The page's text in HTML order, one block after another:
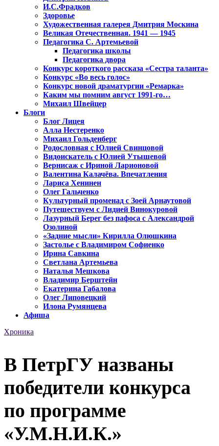
И.С.Фрадков
Здоровье
Художественная галерея Дмитрия Москина
Великая Отечественная. 1941 — 1945
Педагогика С. Артемьевой
Педагогика школы
Педагогика двора
Конкурс короткого рассказа «Сестра таланта»
Конкурс «Во весь голос»
Конкурс новой драматургии «Ремарка»
Каким мы помним август 1991-го…
Михаил Швейцер
Блоги
Блог Лицея
Алла Нестеренко
Михаил Гольденберг
Родословная с Юлией Свинцовой
Видоискатель с Юлией Утышевой
Вернисаж с Ириной Ларионовой
Валентина Калачёва. Впечатления
Лариса Хенинен
Олег Гальченко
Культурный променад с Зоей Арнаутовой
Путешествуем с Лидией Винокуровой
Лазурный Берег без пафоса с Александрой
Озолиной
«Задние мысли» Кирилла Олюшкина
Застолье с Владимиром Софиенко
Ирина Савкина
Светлана Артемьева
Наталья Мешкова
Владимир Берштейн
Екатерина Габалова
Олег Липовецкий
Илона Румянцева
Афиша
Хроника
В ПетрГУ названы
победители конкурса
по программе
«У.М.Н.И.К.»